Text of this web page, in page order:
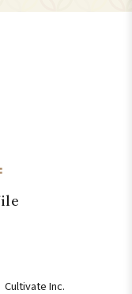
Cultivate Inc.